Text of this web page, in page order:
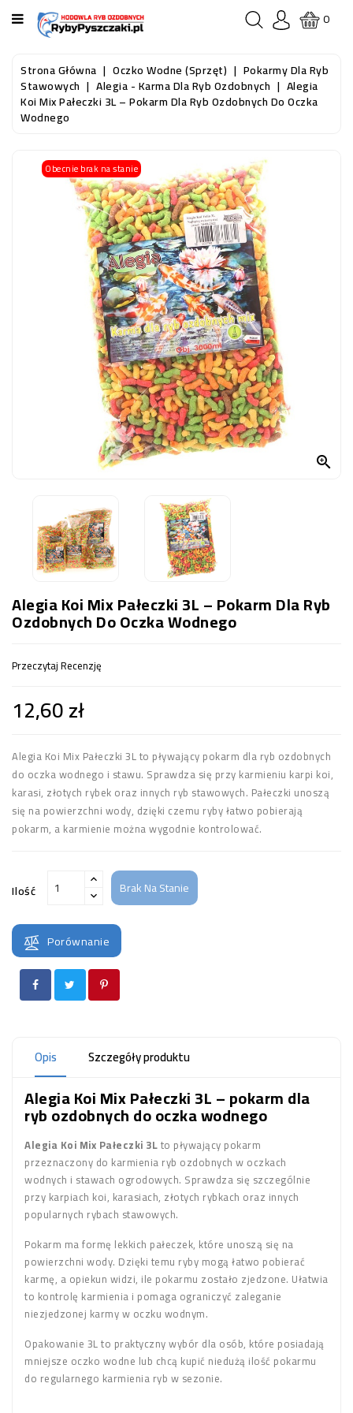
KATEGORIA
STRONA
GŁÓWNA
RYBY
RYBY
AKWARYSTYKA
0
Strona Główna Oczko Wodne (sprzęt) Pokarmy Dla Ryb
Stawowych Alegia - Karma Dla Ryb Ozdobnych Alegia
Koi Mix Pałeczki 3L – Pokarm Dla Ryb Ozdobnych Do Oczka
Wodnego
Obecnie brak na stanie

Alegia Koi Mix Pałeczki 3L – Pokarm Dla Ryb
Ozdobnych Do Oczka Wodnego
Przeczytaj Recenzję
12,60 zł
Alegia Koi Mix Pałeczki 3L to pływający pokarm dla ryb ozdobnych
do oczka wodnego i stawu. Sprawdza się przy karmieniu karpi koi,
karasi, złotych rybek oraz innych ryb stawowych. Pałeczki unoszą
się na powierzchni wody, dzięki czemu ryby łatwo pobierają
pokarm, a karmienie można wygodnie kontrolować.
Ilość Brak Na Stanie
Porównanie
Opis Szczegóły produktu
Alegia Koi Mix Pałeczki 3L – pokarm dla
ryb ozdobnych do oczka wodnego
Alegia Koi Mix Pałeczki 3Lto pływający pokarm
przeznaczony do karmienia ryb ozdobnych w oczkach
wodnych i stawach ogrodowych. Sprawdza się szczególnie
przy karpiach koi, karasiach, złotych rybkach oraz innych
popularnych rybach stawowych.
Pokarm ma formę lekkich pałeczek, które unoszą się na
powierzchni wody. Dzięki temu ryby mogą łatwo pobierać
karmę, a opiekun widzi, ile pokarmu zostało zjedzone. Ułatwia
to kontrolę karmienia i pomaga ograniczyć zaleganie
niezjedzonej karmy w oczku wodnym.
Opakowanie 3L to praktyczny wybór dla osób, które posiadają
mniejsze oczko wodne lub chcą kupić niedużą ilość pokarmu
do regularnego karmienia ryb w sezonie.